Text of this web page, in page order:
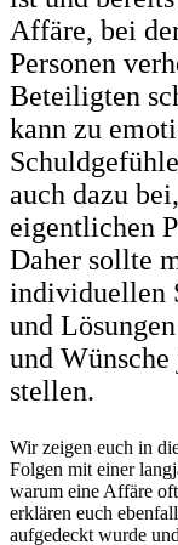
Affäre, bei
Personen
Beteiligten
kann zu
auch dazu
eigentlichen
Daher sollte
individuellen
und
und
stellen.
Wir zeigen euch in
Folgen mit einer
warum eine Affäre
erklären euch
aufgedeckt wurde